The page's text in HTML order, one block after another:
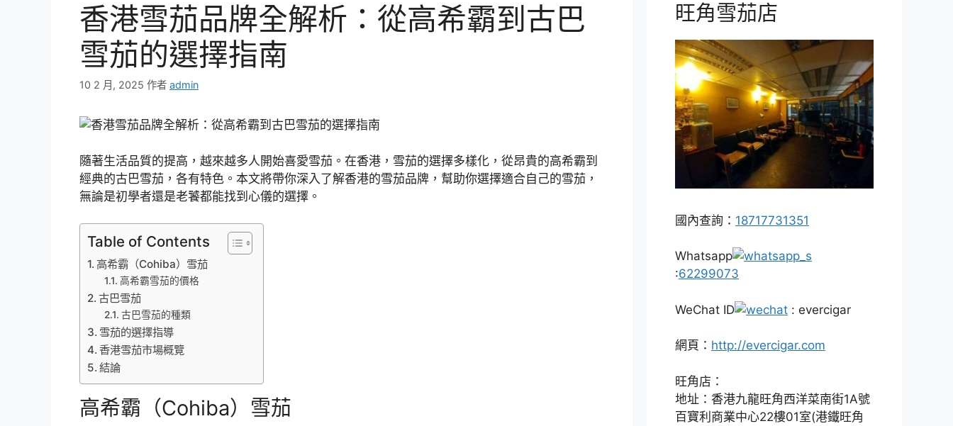
香港雪茄品牌全解析：從高希霸到古巴
雪茄的選擇指南
10 2 月, 2025 作者 admin
隨著生活品質的提高，越來越多人開始喜愛雪茄。在香港，雪茄的選擇多樣化，從昂貴的高希霸到
經典的古巴雪茄，各有特色。本文將帶你深入了解香港的雪茄品牌，幫助你選擇適合自己的雪茄，
無論是初學者還是老饕都能找到心儀的選擇。
Table of Contents
高希霸（Cohiba）雪茄
高希霸雪茄的價格
古巴雪茄
古巴雪茄的種類
雪茄的選擇指導
香港雪茄市場概覽
結論
高希霸（Cohiba）雪茄
旺角雪茄店
國內查詢： 18717731351
Whatsapp
:62299073
WeChat ID : evercigar
網頁： http://evercigar.com
旺角店：
地址：香港九龍旺角西洋菜南街1A號
百寶利商業中心22樓01室(港鐵旺角